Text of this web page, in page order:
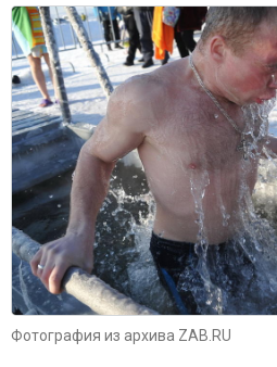
Фотография из архива ZAB.RU